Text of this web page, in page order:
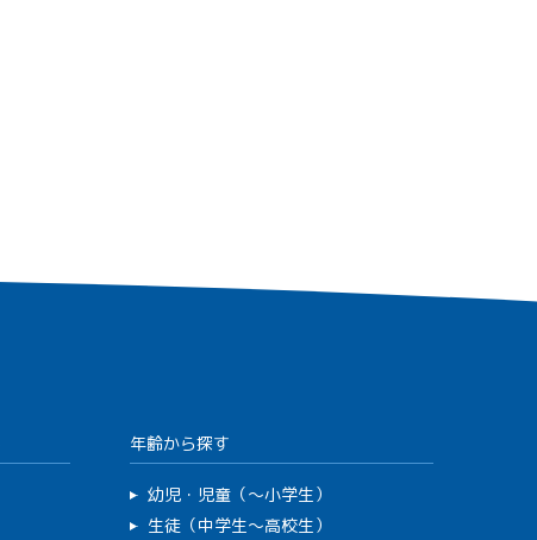
年齢から探す
幼児・児童（～小学生）
生徒（中学生～高校生）